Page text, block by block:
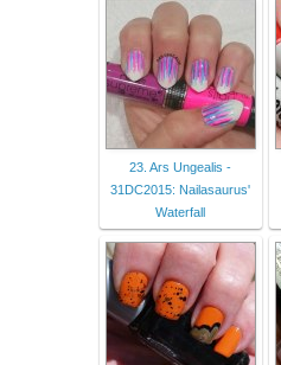
23. Ars Ungealis -
31DC2015: Nailasaurus'
Waterfall